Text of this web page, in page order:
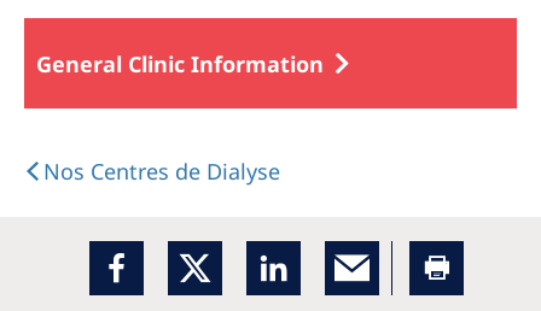
General Clinic Information
Nos Centres de Dialyse